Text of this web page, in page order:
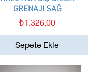
GRENAJI SAĞ
Fiyat
₺1.326,00
Sepete Ekle